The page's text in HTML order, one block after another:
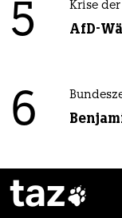
5 Krise
AfD-
6
taz